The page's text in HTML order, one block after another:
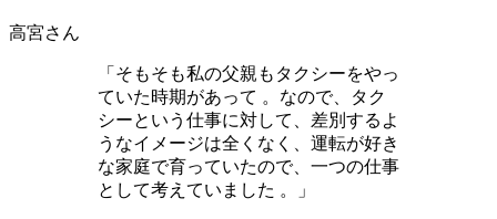
高宮さん
「そもそも私の父親もタクシーをやっ
ていた時期があって 。なので、タク
シーという仕事に対して、差別するよ
うなイメージは全くなく、運転が好き
な家庭で育っていたので、一つの仕事
として考えていました 。」